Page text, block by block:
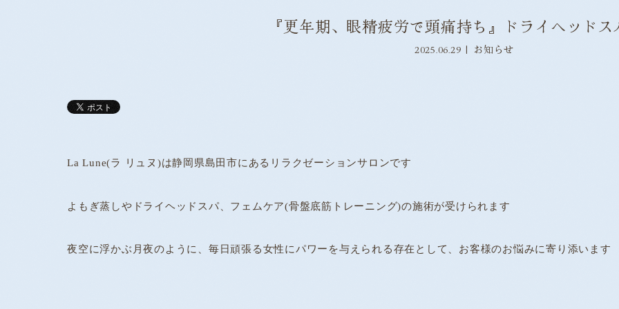
『更年期、眼精疲労で頭痛持ち』ドライヘッド
2025.06.29 お知らせ
La Lune(ラ リュヌ)は静岡県島田市にあるリラクゼーションサロンです
よもぎ蒸しやドライヘッドスパ、フェムケア(骨盤底筋トレーニング)の施術が受けられます
夜空に浮かぶ月夜のように、毎日頑張る女性にパワーを与えられる存在として、お客様のお悩みに寄り添います